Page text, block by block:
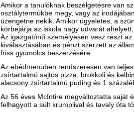
Amikor a tanulóknak beszélgetésre van
osztálytermükbe megy, vagy az
üzengetne nekik. Amikor ügyeletes, a
körbejárja az iskola nagy udvarát
Az igazgatónő személyesen vesz részt
kiválasztásában és pénzt szerzett az
friss gyümölcs beszerzésére.
Az ebédmenüben rendszeresen van
zsírtartalmú sajtos pizza, brokkoli és
alacsony zsírtartalmú puding és 1
Az 56 éves McIntire megváltoztatta saját
felhagyott a sült krumplival és tavaly óta